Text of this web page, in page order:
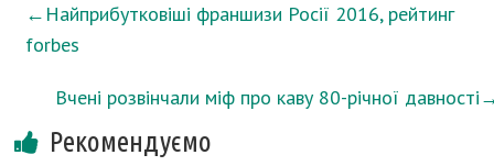
← Найприбутковіші франшизи Росії 2016, рейтинг
forbes
Вчені розвінчали міф про каву 80-річної давності
Рекомендуємо